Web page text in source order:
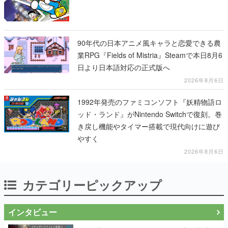
90年代の日本アニメ風キャラと恋愛できる農
業RPG『Fields of Mistria』Steamで本日8月6
日より日本語対応の正式版へ
2026年8月6日
1992年発売のファミコンソフト『妖精物語ロ
ッド・ランド』がNintendo Switchで復刻。巻
き戻し機能やタイマー搭載で現代向けに遊び
やすく
2026年8月6日
カテゴリーピックアップ
インタビュー